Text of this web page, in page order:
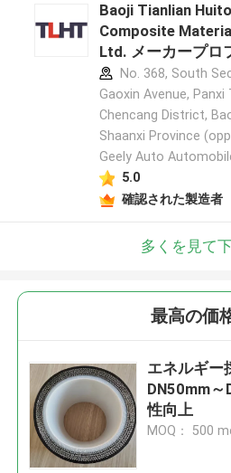
Baoji Tianlian
Composite
Ltd. メーカープロ
No. 368, South
Gaoxin Avenue, Panxi
Chencang District,
Shaanxi Province
Geely Auto
5.0
確認された製造者
多くを見て
最高の価
エネルギー
DN50mm
性向上
MOQ： 500